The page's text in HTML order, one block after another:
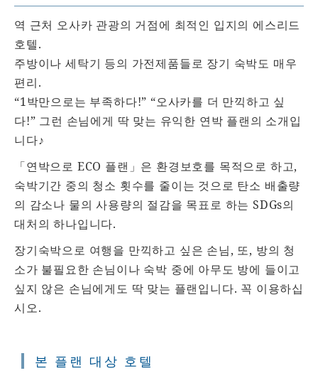
역 근처 오사카 관광의 거점에 최적인 입지의 에스리드
호텔.
주방이나 세탁기 등의 가전제품들로 장기 숙박도 매우
편리.
“1박만으로는 부족하다!” “오사카를 더 만끽하고 싶
다!” 그런 손님에게 딱 맞는 유익한 연박 플랜의 소개입
니다♪
「연박으로 ECO 플랜」은 환경보호를 목적으로 하고,
숙박기간 중의 청소 횟수를 줄이는 것으로 탄소 배출량
의 감소나 물의 사용량의 절감을 목표로 하는 SDGs의
대처의 하나입니다.
장기숙박으로 여행을 만끽하고 싶은 손님, 또, 방의 청
소가 불필요한 손님이나 숙박 중에 아무도 방에 들이고
싶지 않은 손님에게도 딱 맞는 플랜입니다. 꼭 이용하십
시오.
본 플랜 대상 호텔